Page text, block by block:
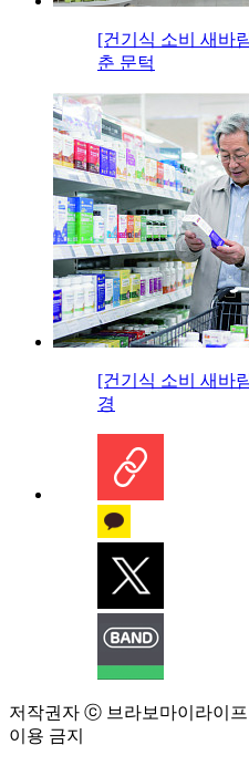
[건기식 소비 새바
춘 문턱
[건기식 소비 새바
경
저작권자 ⓒ 브라보마이라이
이용 금지